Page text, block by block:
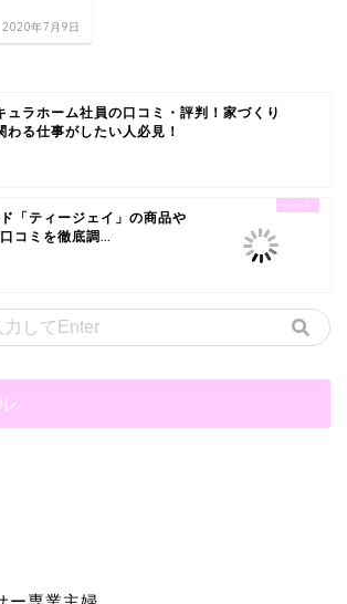
2020年7月9日
ュラホーム社員の口コミ・評判！家づくり
わる仕事がしたい人必見！
「ティージェイ」の商品や
コミを徹底調...